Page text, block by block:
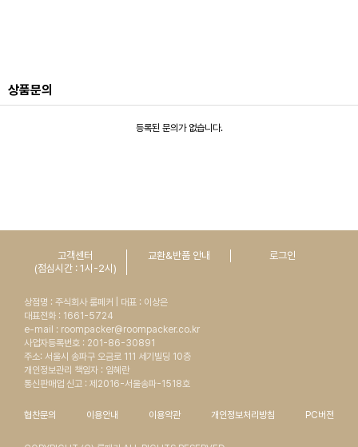
상품문의
등록된 문의가 없습니다.
고객센터
(점심시간 : 1시-2시)
교환&반품 안내 로그인
상점명 : 주식회사 룸페커 | 대표 : 이상은
대표전화 : 1661-5724
e-mail : roompacker@roompacker.co.kr
사업자등록번호 : 201-86-30891
주소: 서울시 송파구 오금로 111 세기빌딩 10층
개인정보관리 책임자 : 임혜란
통신판매업 신고 : 제2016-서울송파-1518호
협찬문의 이용안내 이용약관 개인정보처리방침 PC버전